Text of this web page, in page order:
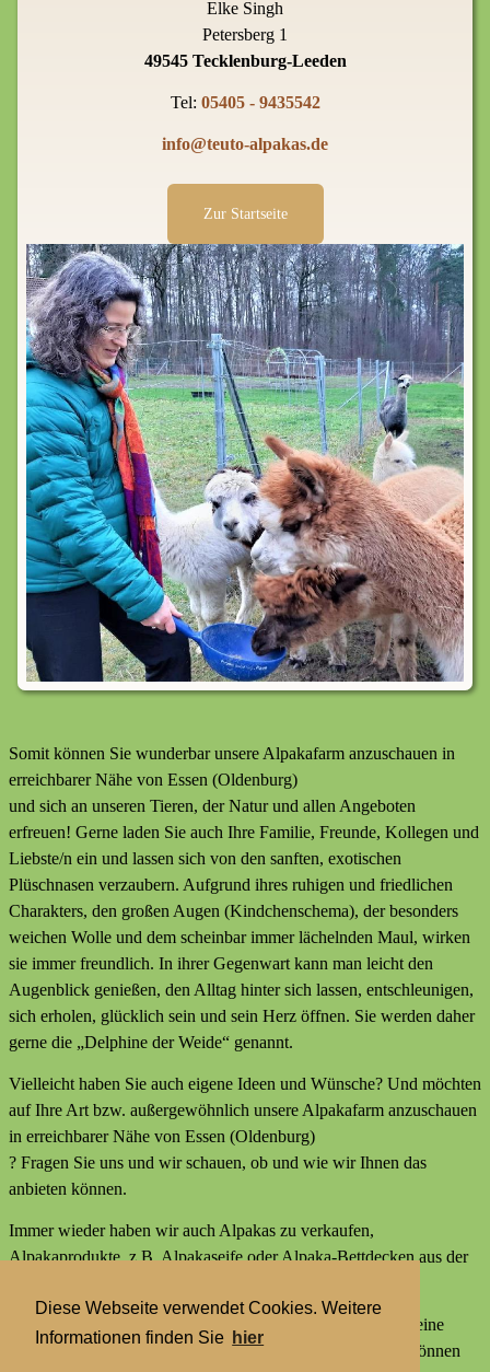
Diese Webseite verwendet Cookies. Weitere
Informationen finden Sie hier
Elke Singh
Petersberg 1
49545 Tecklenburg-Leeden
Tel: 05405 - 9435542
info@teuto-alpakas.de
Zur Startseite
Somit können Sie wunderbar unsere Alpakafarm anzuschauen in
erreichbarer Nähe von Essen (Oldenburg)
und sich an unseren Tieren, der Natur und allen Angeboten
erfreuen! Gerne laden Sie auch Ihre Familie, Freunde, Kollegen und
Liebste/n ein und lassen sich von den sanften, exotischen
Plüschnasen verzaubern. Aufgrund ihres ruhigen und friedlichen
Charakters, den großen Augen (Kindchenschema), der besonders
weichen Wolle und dem scheinbar immer lächelnden Maul, wirken
sie immer freundlich. In ihrer Gegenwart kann man leicht den
Augenblick genießen, den Alltag hinter sich lassen, entschleunigen,
sich erholen, glücklich sein und sein Herz öffnen. Sie werden daher
gerne die „Delphine der Weide“ genannt.
Vielleicht haben Sie auch eigene Ideen und Wünsche? Und möchten
auf Ihre Art bzw. außergewöhnlich unsere Alpakafarm anzuschauen
in erreichbarer Nähe von Essen (Oldenburg)
? Fragen Sie uns und wir schauen, ob und wie wir Ihnen das
anbieten können.
Immer wieder haben wir auch Alpakas zu verkaufen,
Alpakaprodukte, z.B. Alpakaseife oder Alpaka-Bettdecken aus der
Wir bieten keine externen Aktivitäten mit Alpakas an und keine
Alpaka-Wanderungen. Aber statt einer Alpakawanderung können